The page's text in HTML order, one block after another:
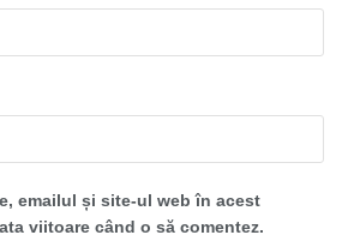
emailul și site-ul web în acest
viitoare când o să comentez.